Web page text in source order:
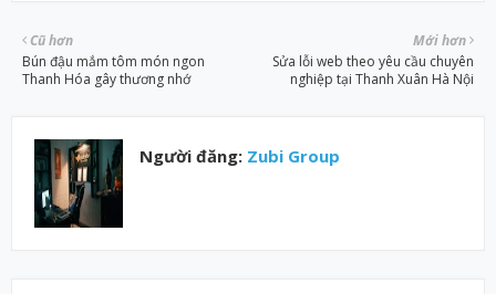
Mới hơn
Sửa lỗi web theo yêu cầu chuyên
nghiệp tại Thanh Xuân Hà Nội
Cũ hơn
Bún đậu mắm tôm món ngon
Thanh Hóa gây thương nhớ
Người đăng: Zubi Group